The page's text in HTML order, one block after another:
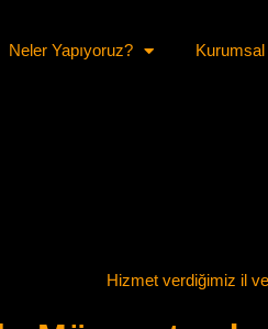
Neler Yapıyoruz? Kurumsal
Hizmet verdiğimiz il